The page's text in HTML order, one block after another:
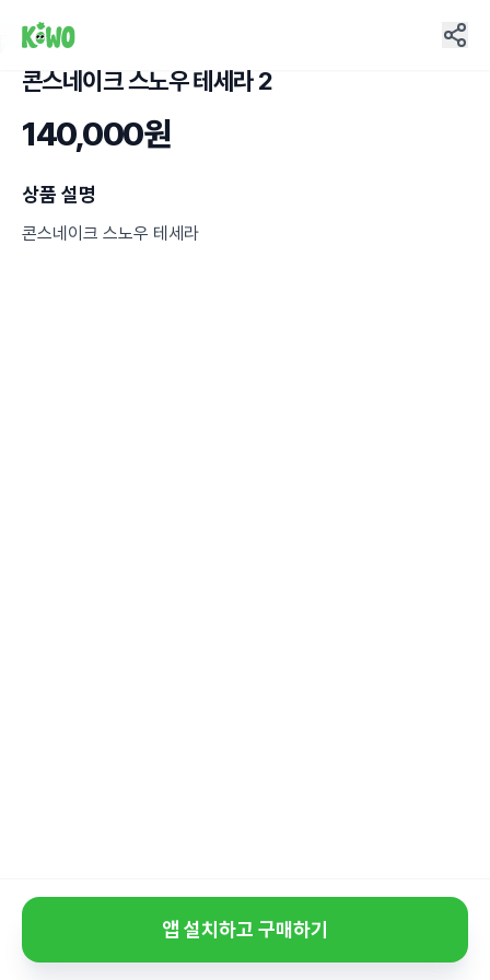
콘스네이크 스노우 테세라 2
140,000원
상품 설명
콘스네이크 스노우 테세라
앱 설치하고 구매하기